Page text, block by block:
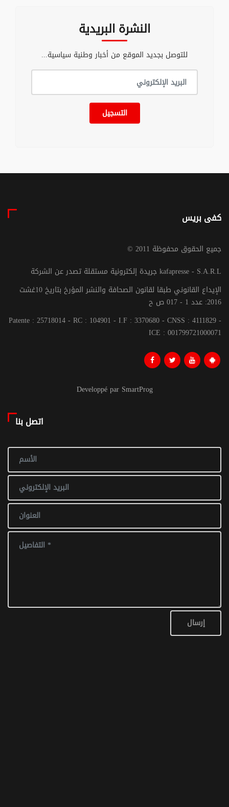
النشرة البريدية
للتوصل بجديد الموقع من أخبار وطنية سياسية...
التسجيل
كفى بريس
© جميع الحقوق محفوظة 2011
جريدة إلكترونية مستقلة تصدر عن الشركة kafapresse - S.A.R.L
الإيداع القانوني طبقا لقانون الصحافة والنشر المؤرخ بتاريخ 10غشت
2016: عدد 1 - 017 ص ح
Patente : 25718014 - RC : 104901 - I.F : 3370680 - CNSS : 4111829 -
ICE : 001799721000071
Developpé par SmartProg
اتصل بنا